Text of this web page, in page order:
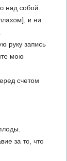
над собой.
и ни
руку запись
мою
счетом
за то, что